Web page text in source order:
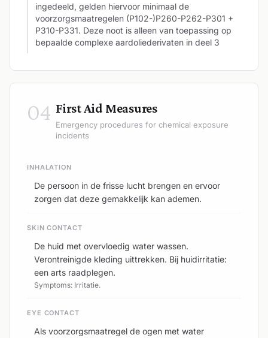
ingedeeld, gelden hiervoor minimaal de
voorzorgsmaatregelen (P102-)P260-P262-P301 +
P310-P331. Deze noot is alleen van toepassing op
bepaalde complexe aardoliederivaten in deel 3
04 First Aid Measures
Emergency procedures for chemical exposure
incidents
INHALATION
De persoon in de frisse lucht brengen en ervoor
zorgen dat deze gemakkelijk kan ademen.
SKIN CONTACT
De huid met overvloedig water wassen.
Verontreinigde kleding uittrekken. Bij huidirritatie:
een arts raadplegen.
Symptoms: Irritatie.
EYE CONTACT
Als voorzorgsmaatregel de ogen met water